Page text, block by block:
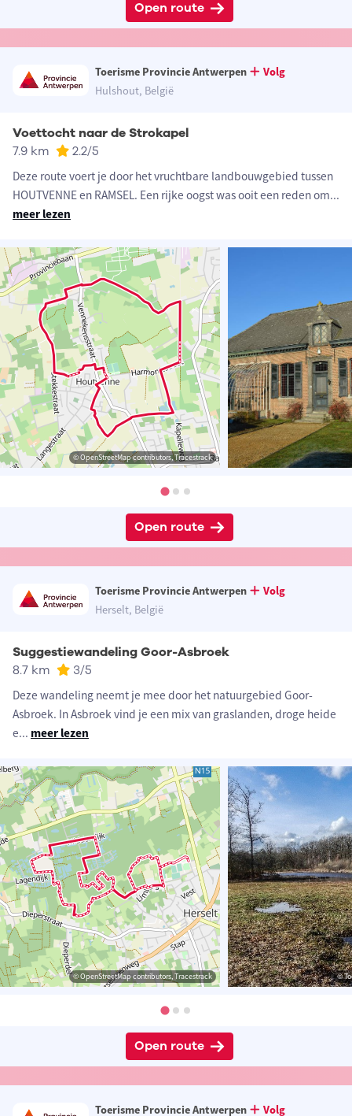
Open route
Toerisme Provincie Antwerpen
Volg
Hulshout, België
Voettocht naar de Strokapel
7.9 km 2.2/5
Deze route voert je door het vruchtbare landbouwgebied tussen
HOUTVENNE en RAMSEL. Een rijke oogst was ooit een reden om...
meer lezen
© OpenStreetMap contributors, Tracestrack
Open route
Toerisme Provincie Antwerpen
Volg
Herselt, België
Suggestiewandeling Goor-Asbroek
8.7 km 3/5
Deze wandeling neemt je mee door het natuurgebied Goor-
Asbroek. In Asbroek vind je een mix van graslanden, droge heide
e... meer lezen
© OpenStreetMap contributors, Tracestrack ©
Open route
Toerisme Provincie Antwerpen Volg